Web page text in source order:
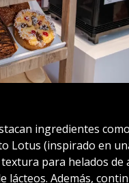
ingredientes
Lotus (inspirado en
para helados de
lácteos. Además,